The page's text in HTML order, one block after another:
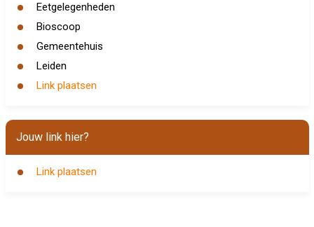
Eetgelegenheden
Bioscoop
Gemeentehuis
Leiden
Link plaatsen
Jouw link hier?
Link plaatsen